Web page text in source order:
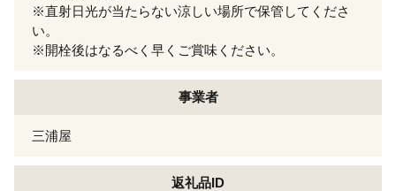
※直射日光が当たらない涼しい場所で保管してくださ
い。
※開栓後はなるべく早くご賞味ください。
事業者
三浦屋
返礼品ID